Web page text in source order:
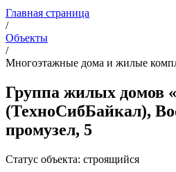
Главная страница
/
Объекты
/
Многоэтажные дома и жилые
Группа жилых домов
(ТехноСибБайкал),
промузел, 5
Статус объекта: строящийся